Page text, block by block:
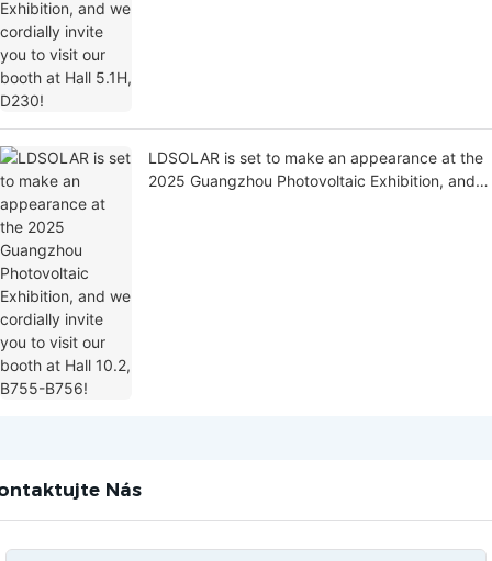
LDSOLAR is set to make an appearance at the
2025 Guangzhou Photovoltaic Exhibition, and
Nás